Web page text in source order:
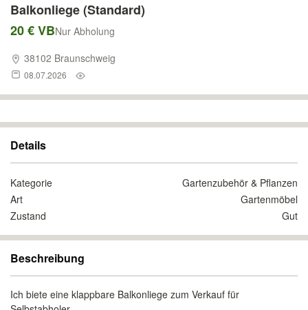
Balkonliege (Standard)
20 € VBNur Abholung
38102 Braunschweig
08.07.2026
Details
Kategorie
Gartenzubehör & Pflanzen
Art
Gartenmöbel
Zustand
Gut
Beschreibung
Ich biete eine klappbare Balkonliege zum Verkauf für